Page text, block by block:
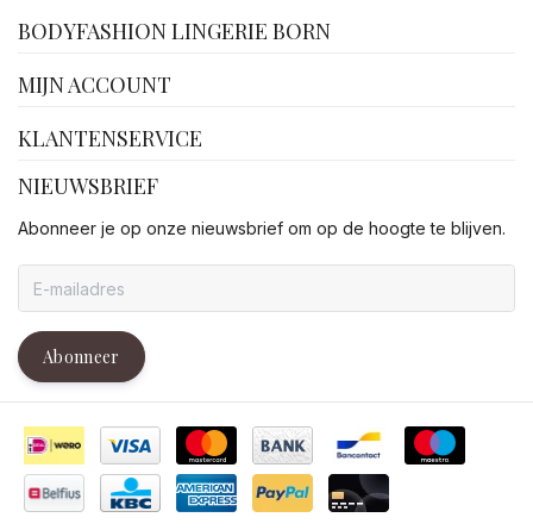
BODYFASHION LINGERIE BORN
MIJN ACCOUNT
KLANTENSERVICE
NIEUWSBRIEF
Abonneer je op onze nieuwsbrief om op de hoogte te blijven.
Abonneer